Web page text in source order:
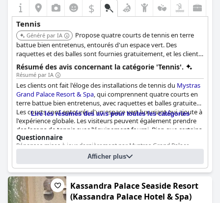
$
Tennis
Généré par IA
Propose quatre courts de tennis en terre
battue bien entretenus, entourés d'un espace vert. Des
raquettes et des balles sont fournies gratuitement, et les clients
peuvent prendre des leçons de tennis.
Résumé des avis concernant la catégorie 'Tennis'.
Résumé par IA
Les clients ont fait l'éloge des installations de tennis du Mystras
Grand Palace Resort & Spa, qui comprennent quatre courts en
terre battue bien entretenus, avec raquettes et balles gratuites.
Les courts sont entourés d'un espace vert luxuriant qui ajoute à
l'expérience globale. Les visiteurs peuvent également prendre
des leçons de tennis avec l'équipement fourni. Bien que certains
clients aient noté la nécessité d'un ratissage quotidien pour que
la surface des courts soit lisse, les courts de tennis ont reçu des
commentaires positifs dans l'ensemble. Les familles avec
enfants, en particulier, ont trouvé les courts agréables pour leurs
enfants, qui ont pu jouer et s'amuser. En plus du tennis, d'autres
équipements tels que la piscine et la salle de sport ont reçu de
bonnes notes de la part des clients.
Lire les résumés des avis pour toutes les catégories
Questionnaire
Réponses mises à jour dernièrement par Mystras Grand Palace
Nombre de courts de tennis 4
Nombre de courts de tennis intérieurs/couverts
Nombre de courts de tennis éclairés 4
Afficher plus
Kassandra Palace Seaside Resort
(Kassandra Palace Hotel & Spa)